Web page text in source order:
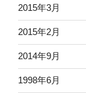
2015年3月
2015年2月
2014年9月
1998年6月